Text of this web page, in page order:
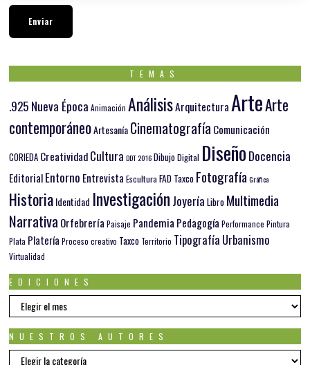
TEMAS
.925 Nueva Época Animación AnálisisArquitecturaArteArte
contemporáneoArtesaníaCinematografía Comunicación
CORIEDA CreatividadCultura DDT 2016 DibujoDigital DiseñoDocencia
EditorialEntorno Entrevista Escultura FAD Taxco Fotografía Gráfica
HistoriaIdentidad Investigación Joyería Libro Multimedia
Narrativa Orfebrería Paisaje Pandemia Pedagogía Performance Pintura
Plata Platería Proceso creativo Taxco Territorio Tipografía Urbanismo
Virtualidad
EDICIONES
EDICIONES
NUESTROS AUTORES
Nuestros